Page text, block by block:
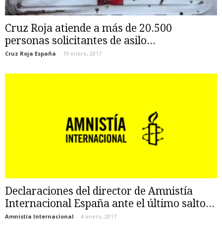
Cruz Roja atiende a más de 20.500
personas solicitantes de asilo...
Cruz Roja España - 19 enero, 2017
Declaraciones del director de Amnistía
Internacional España ante el último salto...
Amnistía Internacional - 4 enero, 2017